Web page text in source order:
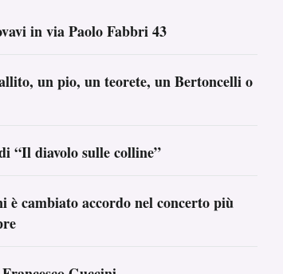
in via Paolo Fabbri 43
un pio, un teorete, un Bertoncelli o
“Il diavolo sulle colline”
è cambiato accordo nel concerto più